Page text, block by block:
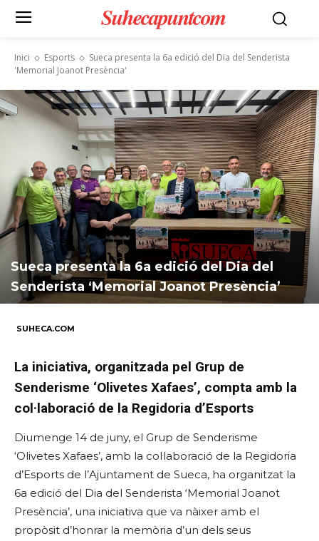
Suhecapuntcom
Inici Esports
Sueca presenta la 6a edició del Dia del Senderista
'Memorial Joanot Presència'
Sueca presenta la 6a edició del Dia del
Senderista ‘Memorial Joanot Presència’
SUHECA.COM
La iniciativa, organitzada pel Grup de
Senderisme ‘Olivetes Xafaes’, compta amb la
col·laboració de la Regidoria d’Esports
Diumenge 14 de juny, el Grup de Senderisme
‘Olivetes Xafaes’, amb la col·laboració de la Regidoria
d’Esports de l’Ajuntament de Sueca, ha organitzat la
6a edició del Dia del Senderista ‘Memorial Joanot
Presència’, una iniciativa que va nàixer amb el
propòsit d’honrar la memòria d’un dels seus